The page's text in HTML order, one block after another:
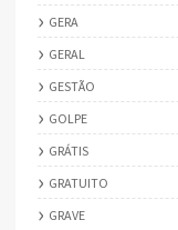
GERA
GERAL
GESTÃO
GOLPE
GRÁTIS
GRATUITO
GRAVE